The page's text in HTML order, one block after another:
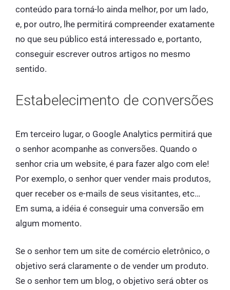
conteúdo para torná-lo ainda melhor, por um lado,
e, por outro, lhe permitirá compreender exatamente
no que seu público está interessado e, portanto,
conseguir escrever outros artigos no mesmo
sentido.
Estabelecimento de conversões
Em terceiro lugar, o Google Analytics permitirá que
o senhor acompanhe as conversões. Quando o
senhor cria um website, é para fazer algo com ele!
Por exemplo, o senhor quer vender mais produtos,
quer receber os e-mails de seus visitantes, etc…
Em suma, a idéia é conseguir uma conversão em
algum momento.
Se o senhor tem um site de comércio eletrônico, o
objetivo será claramente o de vender um produto.
Se o senhor tem um blog, o objetivo será obter os